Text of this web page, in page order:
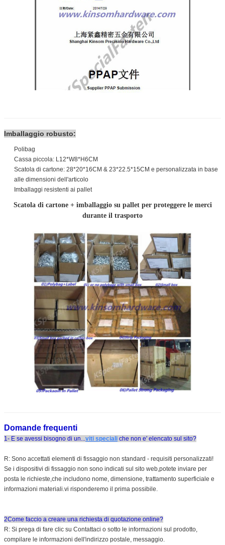
Imballaggio robusto:
Polibag
Cassa piccola: L12*W8*H6CM
Scatola di cartone: 28*20*16CM & 23*22.5*15CM e personalizzata in base
alle dimensioni dell'articolo
Imballaggi resistenti ai pallet
Scatola di cartone + imballaggio su pallet per proteggere le merci
durante il trasporto
Domande frequenti
1- E se avessi bisogno di un...viti speciali che non e' elencato sul sito?
R: Sono accettati elementi di fissaggio non standard - requisiti personalizzati!
Se i dispositivi di fissaggio non sono indicati sul sito web,potete inviare per
posta le richieste,che includono nome, dimensione, trattamento superficiale e
informazioni materiali.vi risponderemo il prima possibile.
2Come faccio a creare una richiesta di quotazione online?
R: Si prega di fare clic su Contattaci o sotto le informazioni sul prodotto,
compilare le informazioni dell'indirizzo postale, messaggio.